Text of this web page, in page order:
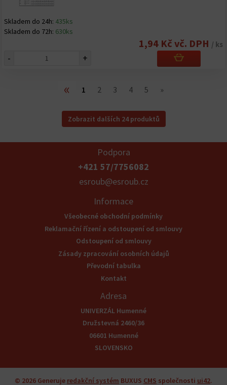
Skladem do 24h: 435ks
Skladem do 72h: 630ks
1,94 Kč vč. DPH / ks
- +
« 1 2 3 4 5 »
Zobrazit dalších 24 produktů
Podpora
+421 57/7756082
esroub@esroub.cz
Informace
Všeobecné obchodní podmínky
Reklamační řízení a odstoupení od smlouvy
Odstoupení od smlouvy
Zásady zpracování osobních údajů
Převodní tabulka
Kontakt
Adresa
UNIVERZÁL Humenné
Družstevná 2460/36
06601 Humenné
SLOVENSKO
© 2026 Generuje redakční systém BUXUS CMS společnosti ui42.